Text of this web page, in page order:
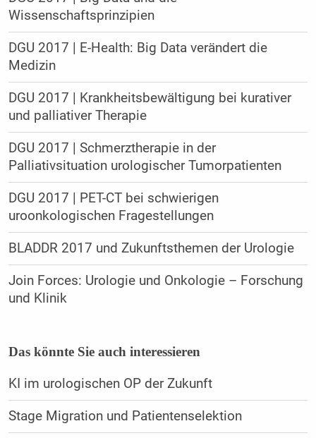
Wissenschaftsprinzipien
DGU 2017 | E-Health: Big Data verändert die
Medizin
DGU 2017 | Krankheitsbewältigung bei kurativer
und palliativer Therapie
DGU 2017 | Schmerztherapie in der
Palliativsituation urologischer Tumorpatienten
DGU 2017 | PET-CT bei schwierigen
uroonkologischen Fragestellungen
BLADDR 2017 und Zukunftsthemen der Urologie
Join Forces: Urologie und Onkologie – Forschung
und Klinik
Das könnte Sie auch interessieren
KI im urologischen OP der Zukunft
Stage Migration und Patientenselektion